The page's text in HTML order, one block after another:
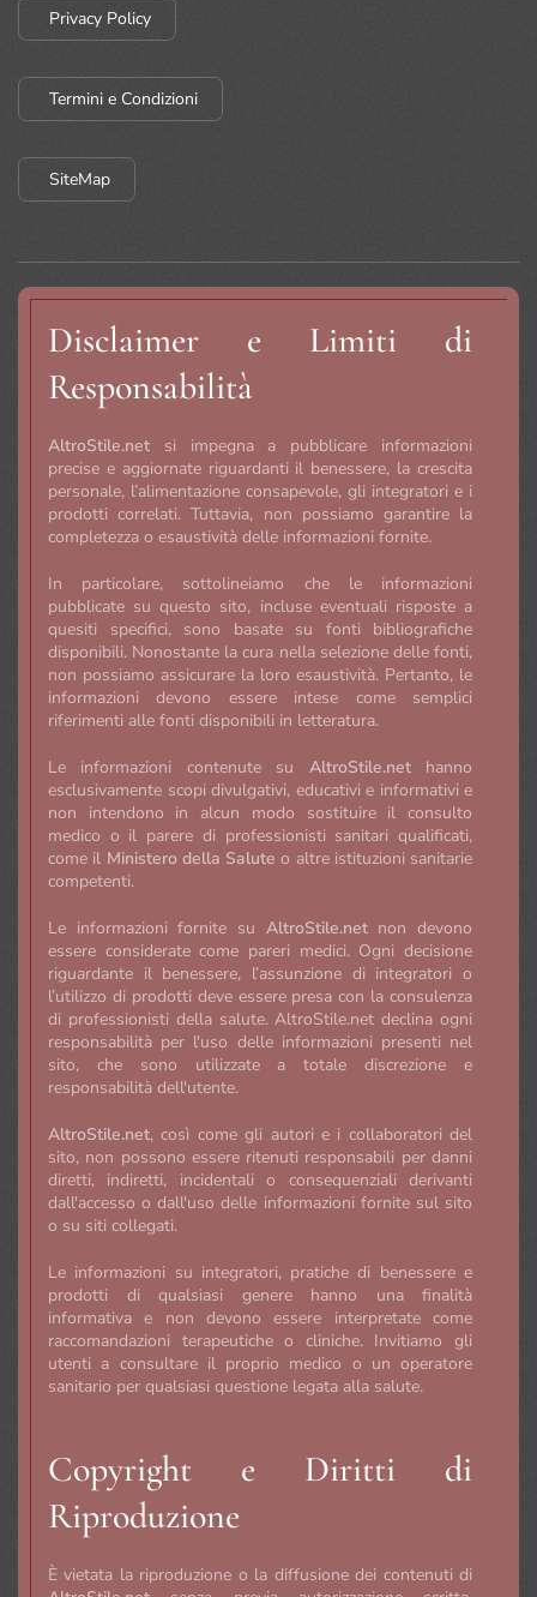
Privacy Policy
Termini e Condizioni
SiteMap
Disclaimer e Limiti di
Responsabilità
AltroStile.net si impegna a pubblicare informazioni
precise e aggiornate riguardanti il benessere, la crescita
personale, l’alimentazione consapevole, gli integratori e i
prodotti correlati. Tuttavia, non possiamo garantire la
completezza o esaustività delle informazioni fornite.
In particolare, sottolineiamo che le informazioni
pubblicate su questo sito, incluse eventuali risposte a
quesiti specifici, sono basate su fonti bibliografiche
disponibili. Nonostante la cura nella selezione delle fonti,
non possiamo assicurare la loro esaustività. Pertanto, le
informazioni devono essere intese come semplici
riferimenti alle fonti disponibili in letteratura.
Le informazioni contenute su AltroStile.nethanno
esclusivamente scopi divulgativi, educativi e informativi e
non intendono in alcun modo sostituire il consulto
medico o il parere di professionisti sanitari qualificati,
come il Ministero della Salute o altre istituzioni sanitarie
competenti.
Le informazioni fornite su AltroStile.netnon devono
essere considerate come pareri medici. Ogni decisione
riguardante il benessere, l’assunzione di integratori o
l’utilizzo di prodotti deve essere presa con la consulenza
di professionisti della salute. AltroStile.net declina ogni
responsabilità per l'uso delle informazioni presenti nel
sito, che sono utilizzate a totale discrezione e
responsabilità dell'utente.
AltroStile.net, così come gli autori e i collaboratori del
sito, non possono essere ritenuti responsabili per danni
diretti, indiretti, incidentali o consequenziali derivanti
dall'accesso o dall'uso delle informazioni fornite sul sito
o su siti collegati.
Le informazioni su integratori, pratiche di benessere e
prodotti di qualsiasi genere hanno una finalità
informativa e non devono essere interpretate come
raccomandazioni terapeutiche o cliniche. Invitiamo gli
utenti a consultare il proprio medico o un operatore
sanitario per qualsiasi questione legata alla salute.
Copyright e Diritti di
Riproduzione
È vietata la riproduzione o la diffusione dei contenuti di